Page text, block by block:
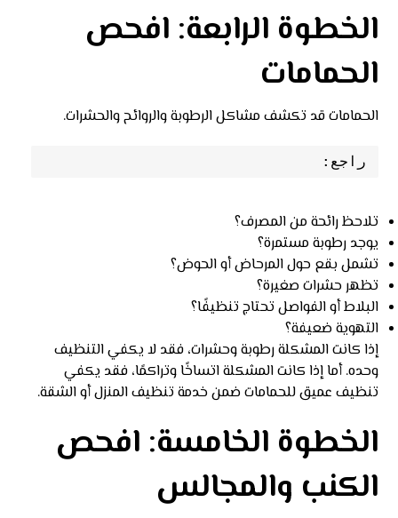
الخطوة الرابعة: افحص
الحمامات
الحمامات قد تكشف مشاكل الرطوبة والروائح والحشرات.
راجع:
تلاحظ رائحة من المصرف؟
يوجد رطوبة مستمرة؟
تشمل بقع حول المرحاض أو الحوض؟
تظهر حشرات صغيرة؟
البلاط أو الفواصل تحتاج تنظيفًا؟
التهوية ضعيفة؟
إذا كانت المشكلة رطوبة وحشرات، فقد لا يكفي التنظيف
وحده. أما إذا كانت المشكلة اتساخًا وتراكمًا، فقد يكفي
تنظيف عميق للحمامات ضمن خدمة تنظيف المنزل أو الشقة.
الخطوة الخامسة: افحص
الكنب والمجالس